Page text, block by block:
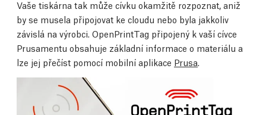
Vaše tiskárna tak může cívku okamžitě rozpoznat, aniž
by se musela připojovat ke cloudu nebo byla jakkoliv
závislá na výrobci. OpenPrintTag připojený k vaší cívce
Prusamentu obsahuje základní informace o materiálu a
lze jej přečíst pomocí mobilní aplikace Prusa